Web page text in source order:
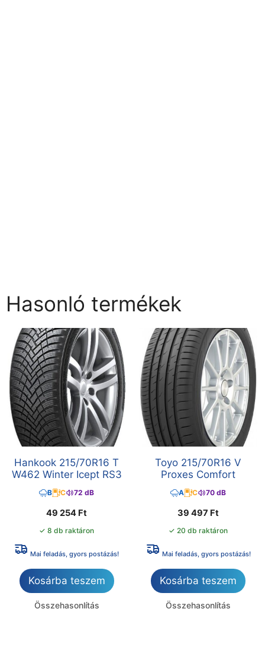
Hasonló termékek
Hankook 215/70R16 T
W462 Winter Icept RS3
B C 72 dB
49 254 Ft
✓ 8 db raktáron
Mai feladás, gyors postázás!
Kosárba teszem
Összehasonlítás
Toyo 215/70R16 V
Proxes Comfort
A C 70 dB
39 497 Ft
✓ 20 db raktáron
Mai feladás, gyors postázás!
Kosárba teszem
Összehasonlítás